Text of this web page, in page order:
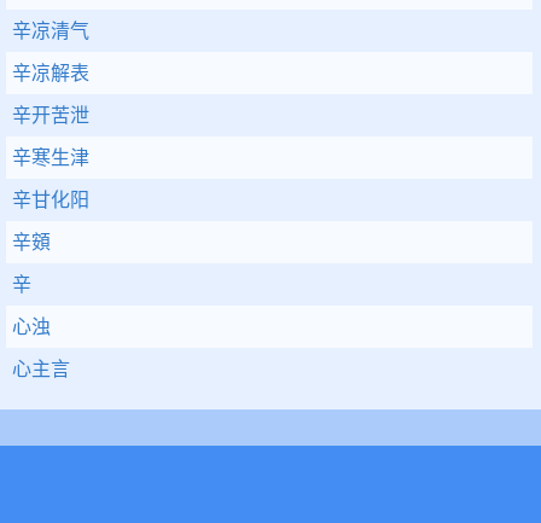
辛凉清气
辛凉解表
辛开苦泄
辛寒生津
辛甘化阳
辛頞
辛
心浊
心主言